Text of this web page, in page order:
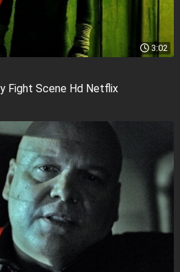
3:02
Fight Scene Hd Netflix